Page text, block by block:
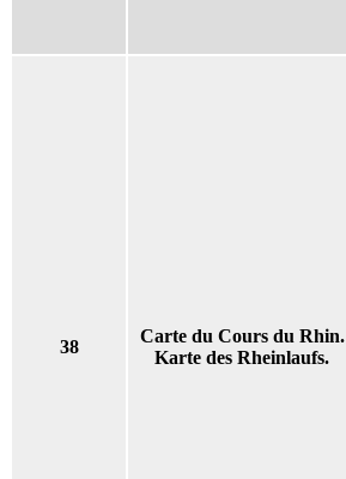
38
Carte du Cours du Rhin.
Karte des Rheinlaufs.